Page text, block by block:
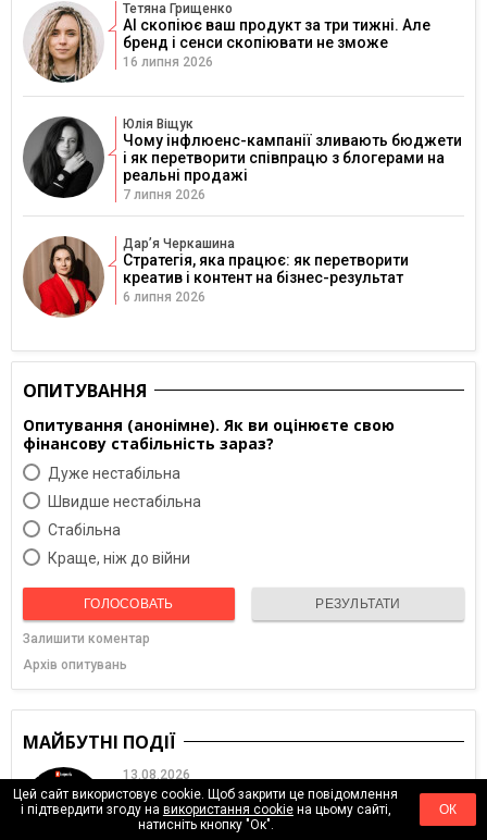
Тетяна Грищенко
AI скопіює ваш продукт за три тижні. Але
бренд і сенси скопіювати не зможе
16 липня 2026
Юлія Віщук
Чому інфлюенс-кампанії зливають бюджети
і як перетворити співпрацю з блогерами на
реальні продажі
7 липня 2026
Дарʼя Черкашина
Стратегія, яка працює: як перетворити
креатив і контент на бізнес-результат
6 липня 2026
ОПИТУВАННЯ
Опитування (анонімне). Як ви оцінюєте свою
фінансову стабільність зараз?
Дуже нестабільна
Швидше нестабільна
Cтабільна
Краще, ніж до війни
ГОЛОСОВАТЬ РЕЗУЛЬТАТИ
Залишити коментар
Архів опитувань
МАЙБУТНІ ПОДІЇ
13.08.2026
Performance vs. Creative: хто головний в
перформанс-маркетингу?
Цей сайт використовує cookie. Щоб закрити це повідомлення
і підтвердити згоду на використання cookieна цьому сайті,
натисніть кнопку "Ок".
ОК